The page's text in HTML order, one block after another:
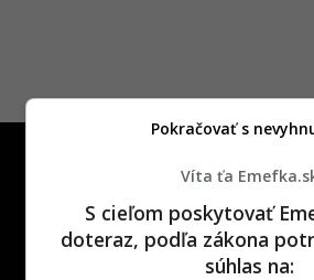
One time najzábavnejšie
Víta ťa
S cieľom poskytovať
doteraz, podľa zákona
súhlas na:
Pokračovať s